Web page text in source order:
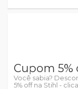
Cupom 5%
Você sabia?
5% off na Stihl -